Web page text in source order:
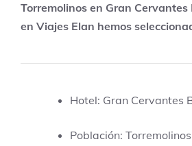
Torremolinos en Gran Cervantes
en Viajes Elan hemos
Hotel: Gran Cervantes
Población: Torremolinos